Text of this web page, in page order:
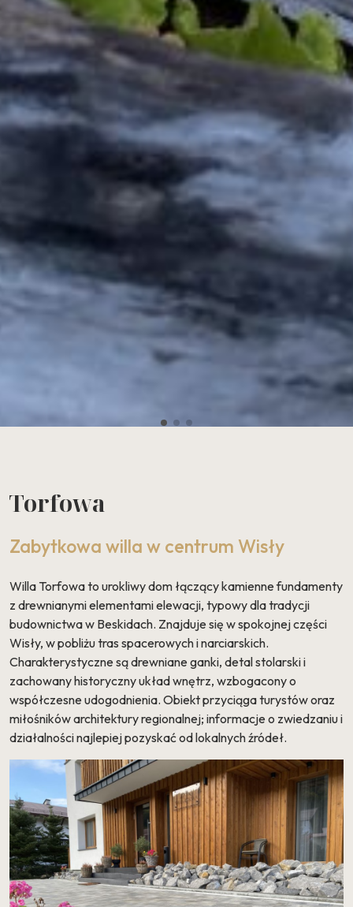
Torfowa
Zabytkowa willa w centrum Wisły
Willa Torfowa to urokliwy dom łączący kamienne fundamenty
z drewnianymi elementami elewacji, typowy dla tradycji
budownictwa w Beskidach. Znajduje się w spokojnej części
Wisły, w pobliżu tras spacerowych i narciarskich.
Charakterystyczne są drewniane ganki, detal stolarski i
zachowany historyczny układ wnętrz, wzbogacony o
współczesne udogodnienia. Obiekt przyciąga turystów oraz
miłośników architektury regionalnej; informacje o zwiedzaniu i
działalności najlepiej pozyskać od lokalnych źródeł.